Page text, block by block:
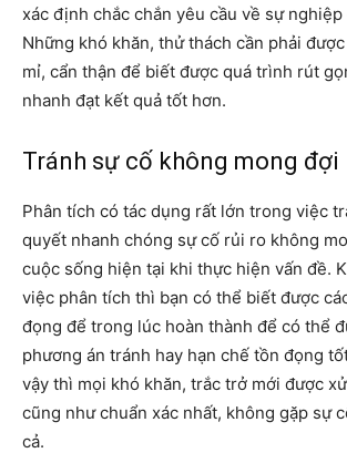
xác định chắc chắn yêu cầu về sự
Những khó khăn, thử thách cần phải
mỉ, cẩn thận để biết được quá trình rút
nhanh đạt kết quả tốt hơn.
Tránh sự cố không mong đợi
Phân tích có tác dụng rất lớn trong việc
quyết nhanh chóng sự cố rủi ro không
cuộc sống hiện tại khi thực hiện vấn đề.
việc phân tích thì bạn có thể biết được
đọng để trong lúc hoàn thành để có thể
phương án tránh hay hạn chế tồn đọng
vậy thì mọi khó khăn, trắc trở mới được
cũng như chuẩn xác nhất, không gặp sự
cả.